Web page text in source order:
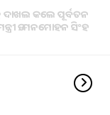
ଦାଖଲ କଲେ ପୂର୍ବତନ
ଡ. ମନମୋହନ ସିଂହ